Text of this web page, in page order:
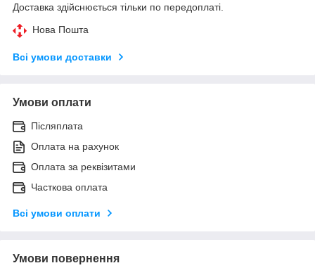
Доставка здійснюється тільки по передоплаті.
Нова Пошта
Всі умови доставки
Умови оплати
Післяплата
Оплата на рахунок
Оплата за реквізитами
Часткова оплата
Всі умови оплати
Умови повернення